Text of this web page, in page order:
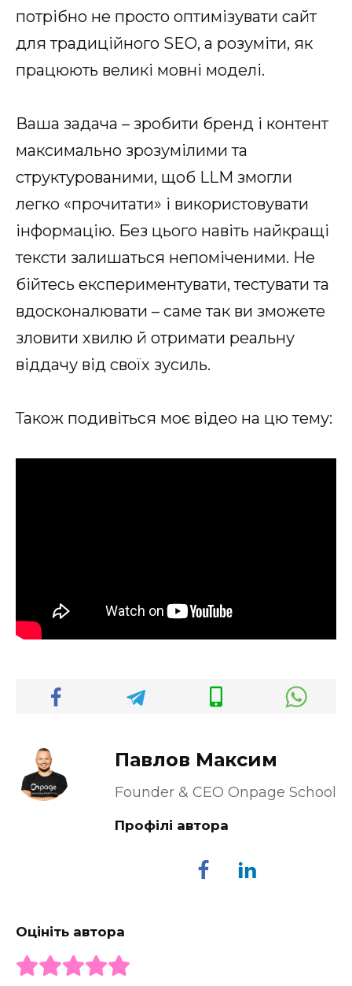
потрібно не просто оптимізувати сайт
для традиційного SEO, а розуміти, як
працюють великі мовні моделі.
Ваша задача – зробити бренд і контент
максимально зрозумілими та
структурованими, щоб LLM змогли
легко «прочитати» і використовувати
інформацію. Без цього навіть найкращі
тексти залишаться непоміченими. Не
бійтесь експериментувати, тестувати та
вдосконалювати – саме так ви зможете
зловити хвилю й отримати реальну
віддачу від своїх зусиль.
Також подивіться моє відео на цю тему:
Павлов Максим
Founder & CEO Onpage School
Профілі автора
Оцініть автора